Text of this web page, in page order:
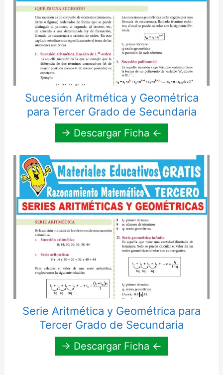
Sucesión Aritmética y Geométrica
para Tercer Grado de Secundaria
→ Descargar Ficha ←
Serie Aritmética y Geométrica para
Tercer Grado de Secundaria
→ Descargar Ficha ←